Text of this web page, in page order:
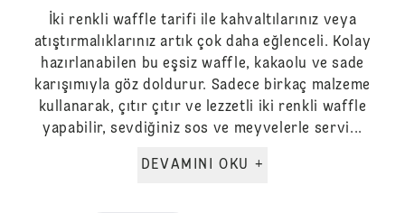
İki renkli waffle tarifi ile kahvaltılarınız veya
atıştırmalıklarınız artık çok daha eğlenceli. Kolay
hazırlanabilen bu eşsiz waffle, kakaolu ve sade
karışımıyla göz doldurur. Sadece birkaç malzeme
kullanarak, çıtır çıtır ve lezzetli iki renkli waffle
yapabilir, sevdiğiniz sos ve meyvelerle servi...
DEVAMINI OKU +